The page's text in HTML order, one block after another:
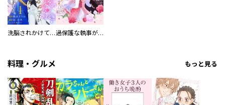
洗脳されかけていた悪役令嬢ですが家出を決意しました。【電子単行本版／特典おまけ付き】 過保護な執事が私の婚活を邪魔してきます！ 分冊版
料理・グルメ もっと見る